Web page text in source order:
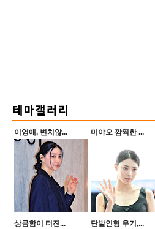
이영애, 변치않... 미야오 깜찍한 ...
상큼함이 터진... 단발인형 우기,...